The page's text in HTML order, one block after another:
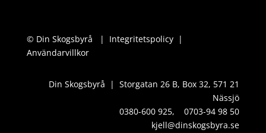
© Din Skogsbyrå | Integritetspolicy|
Användarvillkor
Din Skogsbyrå | Storgatan 26 B, Box 32, 571 21
Nässjö
0380-600 925, 0703-94 98 50
kjell@dinskogsbyra.se